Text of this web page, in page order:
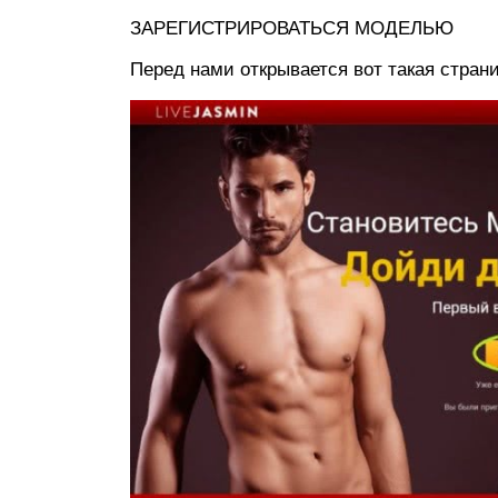
ЗАРЕГИСТРИРОВАТЬСЯ МОДЕЛЬЮ
Перед нами открывается вот такая